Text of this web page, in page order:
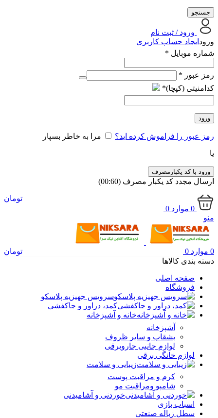
جستجو
ورود / ثبت نام
ورود ایجاد حساب کاربری
شماره موبایل *
رمز عبور *
کدامنیتی (کپچا)*
ورود
رمز عبور را فراموش کرده اید؟ مرا به خاطر بسپار
یا
ورود با کد یکبارمصرف
ارسال مجدد کد یکبار مصرف (00:
60
)
0 موارد 0
تومان
منو
0 موارد 0
تومان
دسته بندی کالاها
صفحه اصلی
فروشگاه
سرویس جهیزیه پلاسکو
کمد، دراور و جاکفشی
خانه و آشپزخانه
آشپزخانه
بشقاب و سایر ظروف
لوازم جانبی جاروبرقی
لوازم خانگی برقی
زیبایی و سلامت
کرم و مراقبت پوست
شامپو ومراقبت مو
خوردنی و آشامیدنی
اسباب بازی
سطل زباله صنعتی